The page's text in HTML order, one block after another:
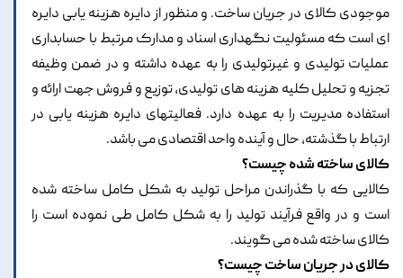
موجودی کالای در جریان ساخت. و منظور از دایره هزینه یابی دایره
ای است که مسئولیت نگهداری اسناد و مدارک مرتبط با حسابداری
عملیات تولیدی و غیرتولیدی را به عهده داشته و در ضمن وظیفه
تجزیه و تحلیل کلیه هزینه های تولیدی، توزیع و فروش جهت ارائه و
استفاده مدیریت را به عهده دارد. فعالیتهای دایره هزینه یابی در
ارتباط با گذشته، حال و آینده واحد اقتصادی می باشد.
کالای ساخته شده چیست؟
کالایی که با گذراندن مراحل تولید به شکل کامل ساخته شده
است و در واقع فرآیند تولید را به شکل کامل طی نموده است را
کالای ساخته شده می گویند.
کالای در جریان ساخت چیست؟